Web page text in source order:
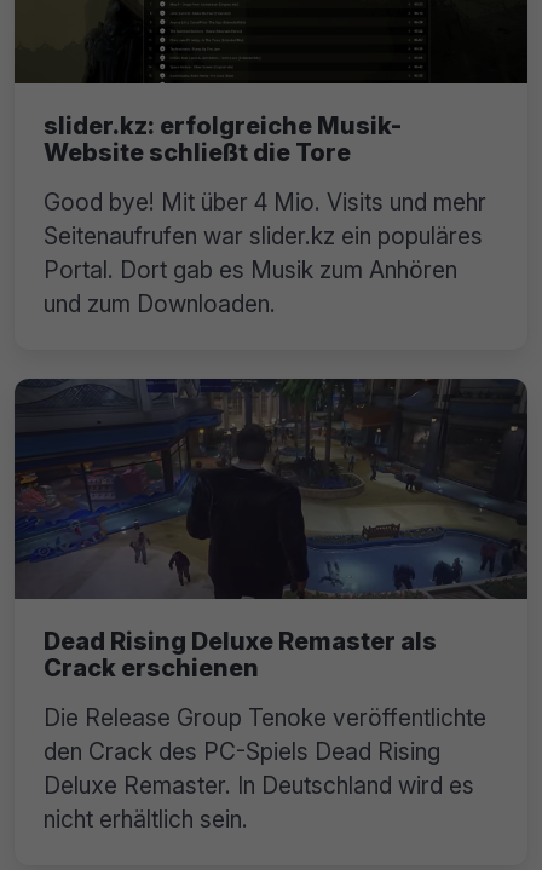
slider.kz: erfolgreiche Musik-
Website schließt die Tore
Good bye! Mit über 4 Mio. Visits und mehr
Seitenaufrufen war slider.kz ein populäres
Portal. Dort gab es Musik zum Anhören
und zum Downloaden.
Dead Rising Deluxe Remaster als
Crack erschienen
Die Release Group Tenoke veröffentlichte
den Crack des PC-Spiels Dead Rising
Deluxe Remaster. In Deutschland wird es
nicht erhältlich sein.